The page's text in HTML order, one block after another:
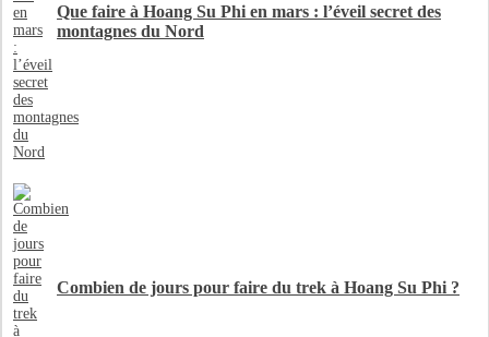
Que faire à Hoang Su Phi en mars : l’éveil secret des
montagnes du Nord
Combien de jours pour faire du trek à Hoang Su Phi ?